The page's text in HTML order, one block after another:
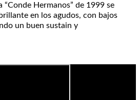
“Conde Hermanos” de 1999 se
en los agudos, con bajos
un buen sustain y